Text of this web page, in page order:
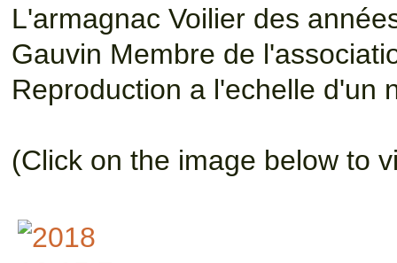
L'armagnac Voilier des
Gauvin Membre de
Reproduction a l'echelle d'un
(Click on the image below to